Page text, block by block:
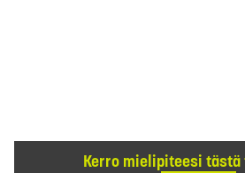
Kerro mielipiteesi